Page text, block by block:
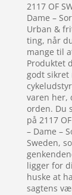
2117 OF
Dame –
Urban &
ting, når
mange til
Produktet
godt sikret
varen her,
orden. Du
på 2117
– Dame –
Sweden,
ligger for
huske at
sagtens